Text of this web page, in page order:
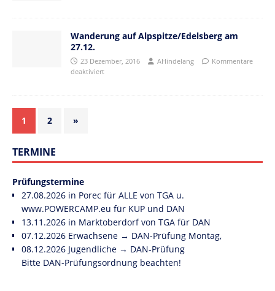
Wanderung auf Alpspitze/Edelsberg am
27.12.
23 Dezember, 2016 AHindelang
Kommentare
deaktiviert
1 2 »
TERMINE
Prüfungstermine
27.08.2026 in Porec für ALLE von TGA u.
www.POWERCAMP.eu für KUP und DAN
13.11.2026 in Marktoberdorf von TGA für DAN
07.12.2026 Erwachsene → DAN-Prüfung Montag,
08.12.2026 Jugendliche → DAN-Prüfung
Bitte DAN-Prüfungsordnung beachten!